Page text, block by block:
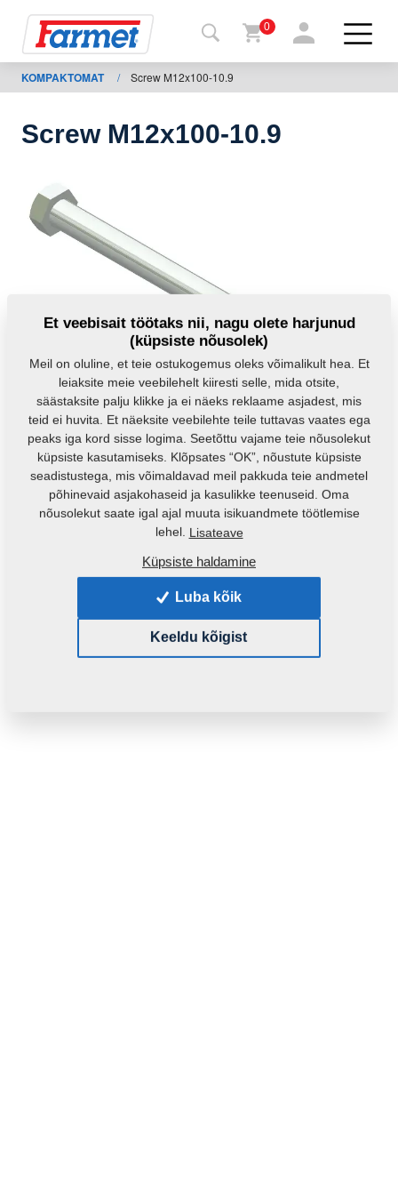
Farmeti
Minu
masinad
Allalaadimiseks
0
KOMPAKTOMAT / Screw M12x100-10.9
Screw M12x100-10.9
m11598
See varuosa sobib ka järgmistele masinatele:
0,1070 Kg
Et veebisait töötaks nii, nagu olete harjunud
(küpsiste nõusolek)
Meil on oluline, et teie ostukogemus oleks võimalikult hea. Et
leiaksite meie veebilehelt kiiresti selle, mida otsite,
säästaksite palju klikke ja ei näeks reklaame asjadest, mis
teid ei huvita. Et näeksite veebilehte teile tuttavas vaates ega
peaks iga kord sisse logima. Seetõttu vajame teie nõusolekut
küpsiste kasutamiseks. Klõpsates “OK”, nõustute küpsiste
seadistustega, mis võimaldavad meil pakkuda teie andmetel
põhinevaid asjakohaseid ja kasulikke teenuseid. Oma
nõusolekut saate igal ajal muuta isikuandmete töötlemise
lehel. Lisateave
Küpsiste haldamine
Luba kõik
Keeldu kõigist